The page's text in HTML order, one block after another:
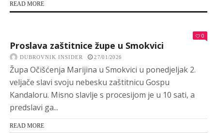
READ MORE
0
Proslava zaštitnice župe u Smokvici
DUBROVNIK INSIDER 27/01/2026
Župa Očišćenja Marijina u Smokvici u ponedjeljak 2.
veljače slavi svoju nebesku zaštitnicu Gospu
Kandaloru. Misno slavlje s procesijom je u 10 sati, a
predslavi ga...
READ MORE